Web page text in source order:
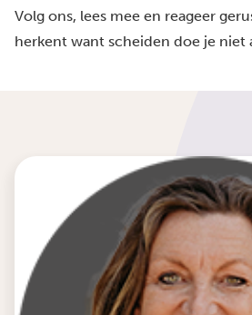
Volg ons, lees mee en reageer
herkent want scheiden doe je niet